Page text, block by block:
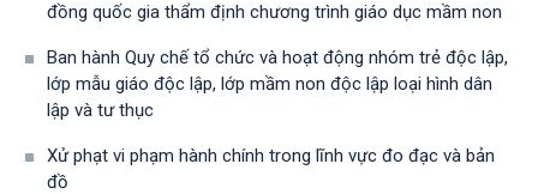
đồng quốc gia thẩm định chương trình giáo dục mầm non
Ban hành Quy chế tổ chức và hoạt động nhóm trẻ độc lập,
lớp mẫu giáo độc lập, lớp mầm non độc lập loại hình dân
lập và tư thục
Xử phạt vi phạm hành chính trong lĩnh vực đo đạc và bản
đồ